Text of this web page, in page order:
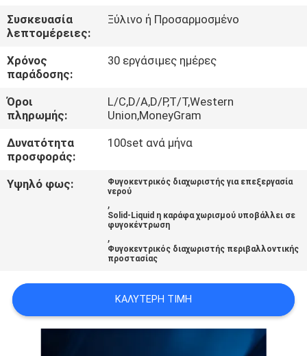
ΕΙΔΉΣΕΙΣ
ΥΠΟΘΈΣΕΙΣ
ΖΗΤΉΣΤΕ
ΜΙΑ
ΠΡΟΣΦΟΡΆ
Συσκευασία
λεπτομέρειες:
Ξύλινο ή Προσαρμοσμένο
Χρόνος
παράδοσης:
30 εργάσιμες ημέρες
Όροι
πληρωμής:
L/C,D/A,D/P,T/T,Western
Union,MoneyGram
Δυνατότητα
προσφοράς:
100set ανά μήνα
Υψηλό φως:
Φυγοκεντρικός διαχωριστής για επεξεργασία
νερού
,
Solid-Liquid η καράφα χωρισμού υποβάλλει σε
φυγοκέντρωση
,
Φυγοκεντρικός διαχωριστής περιβαλλοντικής
προστασίας
ΚΑΛΎΤΕΡΗ ΤΙΜΉ